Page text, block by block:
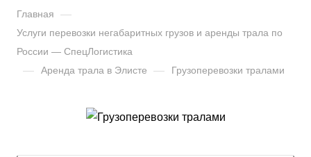
Главная —
Услуги перевозки негабаритных грузов и аренды трала по
России — СпецЛогистика
— Аренда трала в Элисте — Грузоперевозки тралами